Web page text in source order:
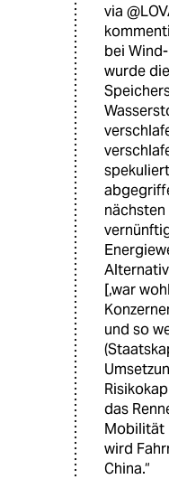
via
bei
wurde
[,war
und so
das
Mobilität
wird
China.“